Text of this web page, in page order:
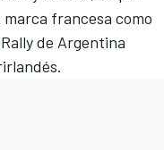
francesa como
de Argentina